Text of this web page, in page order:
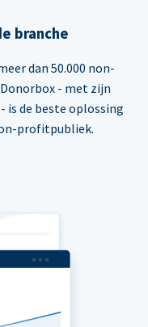
branche
dan 50.000 non-
- met zijn
de beste oplossing
profitpubliek.